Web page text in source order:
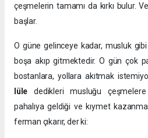
çeşmelerin tamamı da kırkı bulur.
başlar.
O güne gelinceye kadar, musluk
boşa akıp gitmektedir. O gün çok
bostanlara, yollara akıtmak
lüle dedikleri musluğu
pahalıya geldiği ve kıymet
ferman çıkarır, der ki: